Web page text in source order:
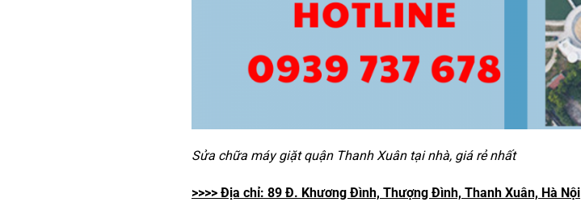
Sửa chữa máy giặt quận Thanh Xuân tại nhà, giá rẻ nhất
>>>> Địa chỉ: 89 Đ. Khương Đình, Thượng Đình, Thanh Xuân, Hà Nội